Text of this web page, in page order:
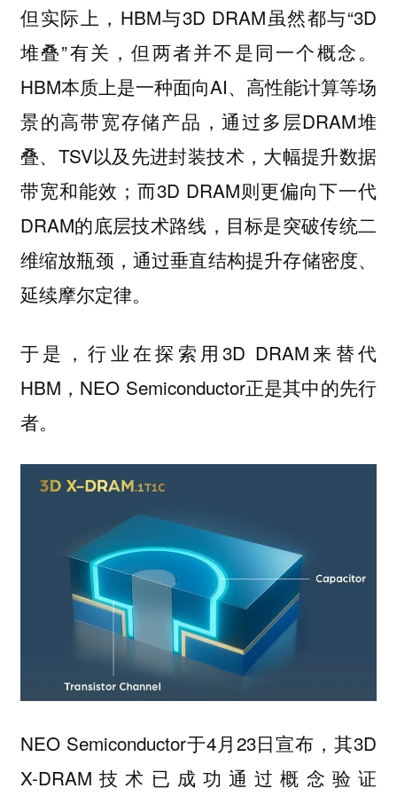
但实际上，HBM与3D DRAM虽然都与“3D
堆叠”有关，但两者并不是同一个概念。
HBM本质上是一种面向AI、高性能计算等场
景的高带宽存储产品，通过多层DRAM堆
叠、TSV以及先进封装技术，大幅提升数据
带宽和能效；而3D DRAM则更偏向下一代
DRAM的底层技术路线，目标是突破传统二
维缩放瓶颈，通过垂直结构提升存储密度、
延续摩尔定律。
于是，行业在探索用3D DRAM来替代
HBM，NEO Semiconductor正是其中的先行
者。
NEO Semiconductor于4月23日宣布，其3D
X-DRAM技术已成功通过概念验证